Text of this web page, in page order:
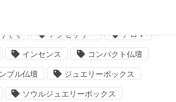
そく アクセサリー アロマ
インセンス コンパクト仏壇
プル仏壇 ジュエリーボックス
ソウルジュエリーボックス